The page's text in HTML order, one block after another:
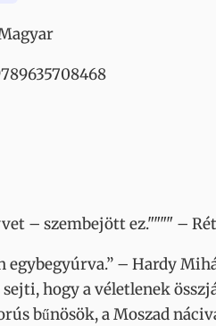
– szembejött ez."""" –
– Hardy
hogy a véletlenek
bűnösök, a Moszad